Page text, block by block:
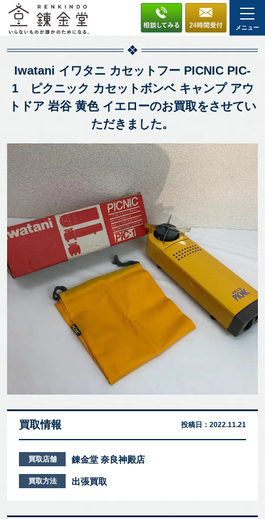
メニュー
Iwatani イワタニ カセットフー PICNIC PIC-
1 ピクニック カセットボンベ キャンプ アウ
トドア 岩谷 黄色 イエローのお買取をさせてい
ただきました。
買取情報 投稿日： 2022.11.21
買取店舗 錬金堂 奈良神殿店
買取方法 出張買取